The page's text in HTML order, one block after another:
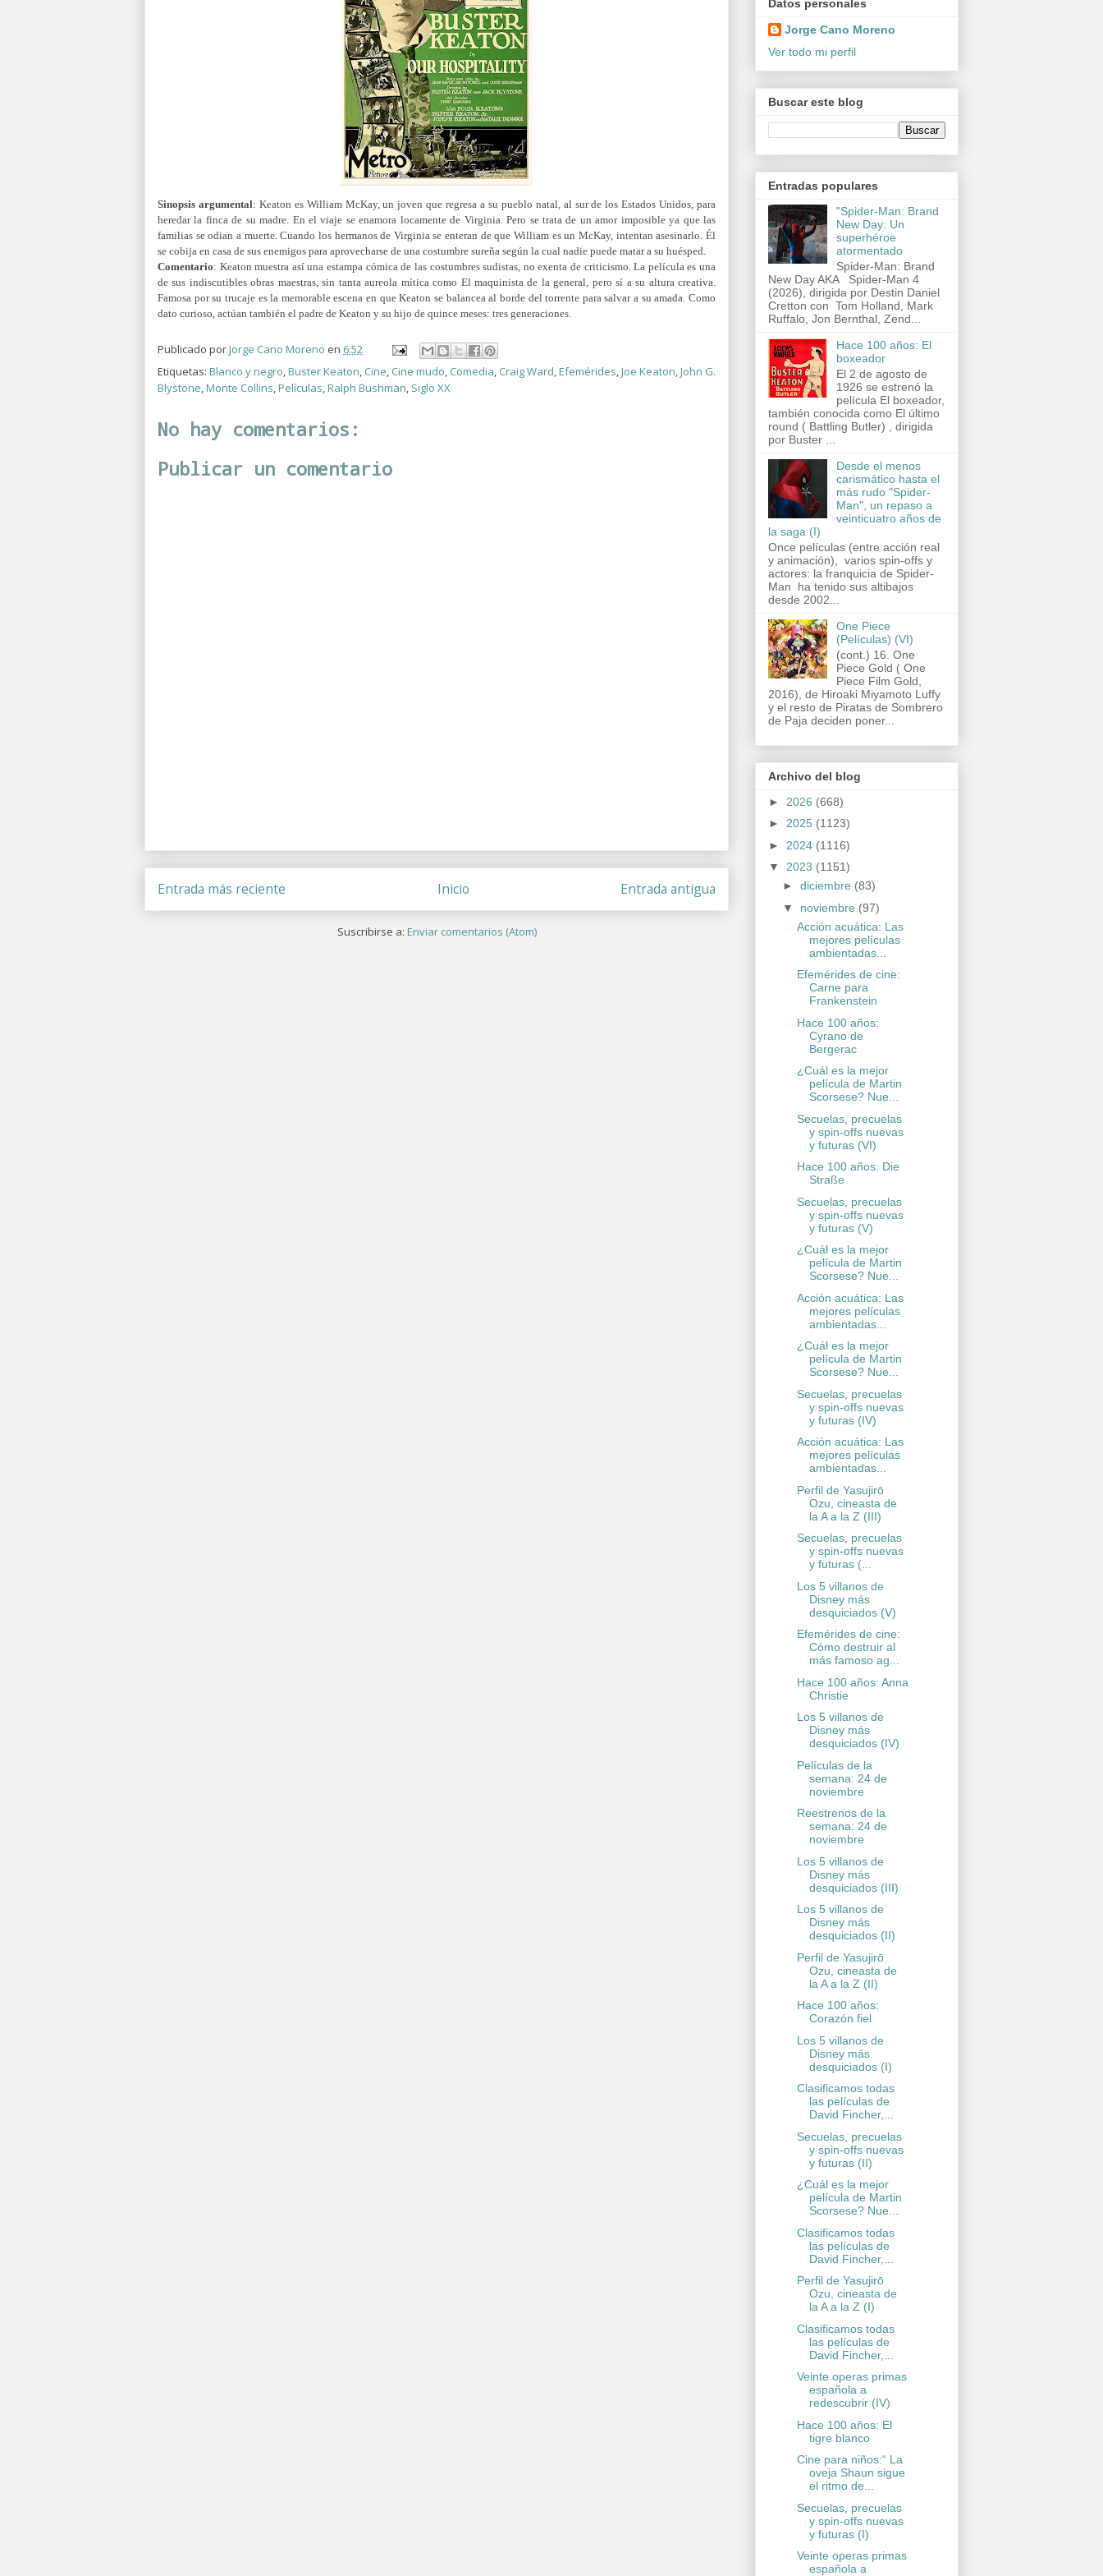
Sinopsis argumental: Keaton es William McKay, un joven que regresa a su pueblo natal, al sur de los Estados Unidos, para
heredar la finca de su madre. En el viaje se enamora locamente de Virginia. Pero se trata de un amor imposible ya que las
familias se odian a muerte. Cuando los hermanos de Virginia se enteran de que William es un McKay, intentan asesinarlo. Él
se cobija en casa de sus enemigos para aprovecharse de una costumbre sureña según la cual nadie puede matar a su huésped.
Comentario: Keaton muestra así una estampa cómica de las costumbres sudistas, no exenta de criticismo. La película es una
de sus indiscutibles obras maestras, sin tanta aureola mítica como El maquinista de la general, pero sí a su altura creativa.
Famosa por su trucaje es la memorable escena en que Keaton se balancea al borde del torrente para salvar a su amada. Como
dato curioso, actúan también el padre de Keaton y su hijo de quince meses: tres generaciones.
Publicado porJorge Cano Moreno en 6:52
Etiquetas: Blanco y negro,Buster Keaton, Cine, Cine mudo, Comedia, Craig Ward,Efemérides,Joe Keaton,John G.
Blystone,Monte Collins,Películas,Ralph Bushman, Siglo XX
No hay comentarios:
Publicar un comentario
Entrada más reciente Entrada antigua
Inicio
Suscribirse a: Enviar comentarios (Atom)
Datos personales
Jorge Cano Moreno
Ver todo mi perfil
Buscar este blog
Entradas populares
"Spider-Man: Brand
New Day: Un
superhéroe
atormentado
Spider-Man: Brand
New Day AKA Spider-Man 4
(2026), dirigida por Destin Daniel
Cretton con Tom Holland, Mark
Ruffalo, Jon Bernthal, Zend...
Hace 100 años: El
boxeador
El 2 de agosto de
1926 se estrenó la
película El boxeador,
también conocida como El último
round ( Battling Butler) , dirigida
por Buster ...
Desde el menos
carismático hasta el
más rudo "Spider-
Man", un repaso a
veinticuatro años de
la saga (I)
Once películas (entre acción real
y animación), varios spin-offs y
actores: la franquicia de Spider-
Man ha tenido sus altibajos
desde 2002...
One Piece
(Películas) (VI)
(cont.) 16. One
Piece Gold ( One
Piece Film Gold,
2016), de Hiroaki Miyamoto Luffy
y el resto de Piratas de Sombrero
de Paja deciden poner...
Archivo del blog
► 2026 (668)
► 2025 (1123)
► 2024 (1116)
▼ 2023 (1151)
► diciembre (83)
▼ noviembre (97)
Acción acuática: Las
mejores películas
ambientadas...
Efemérides de cine:
Carne para
Frankenstein
Hace 100 años:
Cyrano de
Bergerac
¿Cuál es la mejor
película de Martin
Scorsese? Nue...
Secuelas, precuelas
y spin-offs nuevas
y futuras (VI)
Hace 100 años: Die
Straße
Secuelas, precuelas
y spin-offs nuevas
y futuras (V)
¿Cuál es la mejor
película de Martin
Scorsese? Nue...
Acción acuática: Las
mejores películas
ambientadas...
¿Cuál es la mejor
película de Martin
Scorsese? Nue...
Secuelas, precuelas
y spin-offs nuevas
y futuras (IV)
Acción acuática: Las
mejores películas
ambientadas...
Perfil de Yasujirō
Ozu, cineasta de
la A a la Z (III)
Secuelas, precuelas
y spin-offs nuevas
y futuras (...
Los 5 villanos de
Disney más
desquiciados (V)
Efemérides de cine:
Cómo destruir al
más famoso ag...
Hace 100 años: Anna
Christie
Los 5 villanos de
Disney más
desquiciados (IV)
Películas de la
semana: 24 de
noviembre
Reestrenos de la
semana: 24 de
noviembre
Los 5 villanos de
Disney más
desquiciados (III)
Los 5 villanos de
Disney más
desquiciados (II)
Perfil de Yasujirō
Ozu, cineasta de
la A a la Z (II)
Hace 100 años:
Corazón fiel
Los 5 villanos de
Disney más
desquiciados (I)
Clasificamos todas
las películas de
David Fincher,...
Secuelas, precuelas
y spin-offs nuevas
y futuras (II)
¿Cuál es la mejor
película de Martin
Scorsese? Nue...
Clasificamos todas
las películas de
David Fincher,...
Perfil de Yasujirō
Ozu, cineasta de
la A a la Z (I)
Clasificamos todas
las películas de
David Fincher,...
Veinte operas primas
española a
redescubrir (IV)
Hace 100 años: El
tigre blanco
Cine para niños:“ La
oveja Shaun sigue
el ritmo de...
Secuelas, precuelas
y spin-offs nuevas
y futuras (I)
Veinte operas primas
española a